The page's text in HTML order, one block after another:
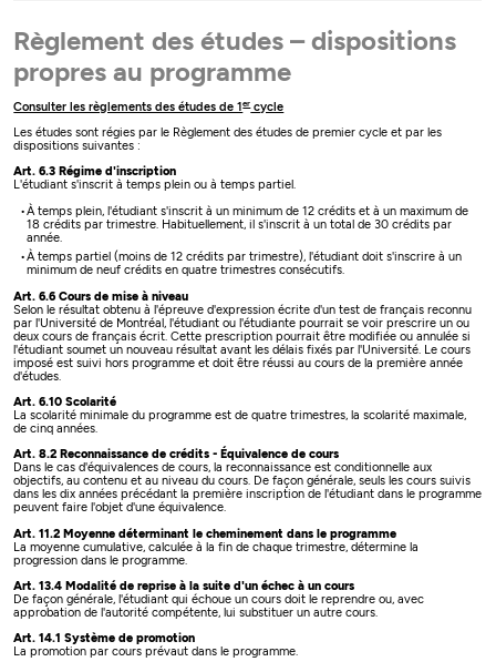
Règlement des études – dispositions
propres au programme
Consulter les règlements des études de 1ercycle
Les études sont régies par le Règlement des études de premier cycle et par les
dispositions suivantes :
Art. 6.3 Régime d'inscription
L'étudiant s'inscrit à temps plein ou à temps partiel.
À temps plein, l'étudiant s'inscrit à un minimum de 12 crédits et à un maximum de
18 crédits par trimestre. Habituellement, il s'inscrit à un total de 30 crédits par
année.
À temps partiel (moins de 12 crédits par trimestre), l'étudiant doit s'inscrire à un
minimum de neuf crédits en quatre trimestres consécutifs.
Art. 6.6 Cours de mise à niveau
Selon le résultat obtenu à l'épreuve d'expression écrite d'un test de français reconnu
par l'Université de Montréal, l'étudiant ou l'étudiante pourrait se voir prescrire un ou
deux cours de français écrit. Cette prescription pourrait être modifiée ou annulée si
l'étudiant soumet un nouveau résultat avant les délais fixés par l'Université. Le cours
imposé est suivi hors programme et doit être réussi au cours de la première année
d'études.
Art. 6.10 Scolarité
La scolarité minimale du programme est de quatre trimestres, la scolarité maximale,
de cinq années.
Art. 8.2 Reconnaissance de crédits - Équivalence de cours
Dans le cas d'équivalences de cours, la reconnaissance est conditionnelle aux
objectifs, au contenu et au niveau du cours. De façon générale, seuls les cours suivis
dans les dix années précédant la première inscription de l'étudiant dans le programme
peuvent faire l'objet d'une équivalence.
Art. 11.2 Moyenne déterminant le cheminement dans le programme
La moyenne cumulative, calculée à la fin de chaque trimestre, détermine la
progression dans le programme.
Art. 13.4 Modalité de reprise à la suite d'un échec à un cours
De façon générale, l'étudiant qui échoue un cours doit le reprendre ou, avec
approbation de l'autorité compétente, lui substituer un autre cours.
Art. 14.1 Système de promotion
La promotion par cours prévaut dans le programme.